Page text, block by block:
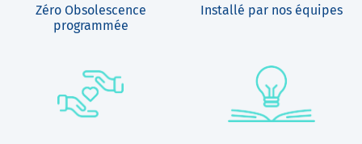
Zéro Obsolescence
programmée
Installé par nos équipes